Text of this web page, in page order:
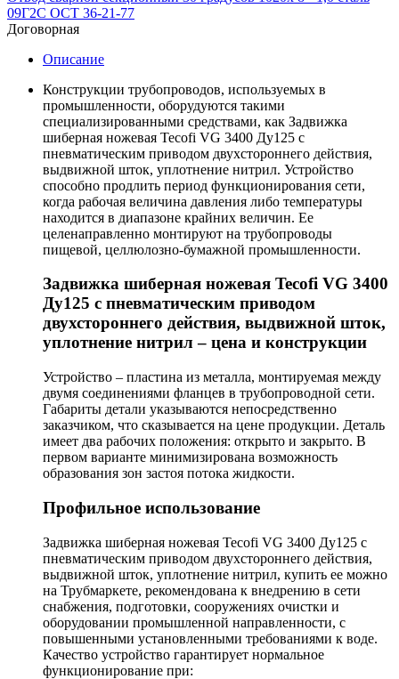
09Г2С ОСТ 36-21-77
Договорная
Описание
Конструкции трубопроводов, используемых в
промышленности, оборудуются такими
специализированными средствами, как Задвижка
шиберная ножевая Tecofi VG 3400 Ду125 с
пневматическим приводом двухстороннего действия,
выдвижной шток, уплотнение нитрил. Устройство
способно продлить период функционирования сети,
когда рабочая величина давления либо температуры
находится в диапазоне крайних величин. Ее
целенаправленно монтируют на трубопроводы
пищевой, целлюлозно-бумажной промышленности.
Задвижка шиберная ножевая Tecofi VG 3400
Ду125 с пневматическим приводом
двухстороннего действия, выдвижной шток,
уплотнение нитрил – цена и конструкции
Устройство – пластина из металла, монтируемая между
двумя соединениями фланцев в трубопроводной сети.
Габариты детали указываются непосредственно
заказчиком, что сказывается на цене продукции. Деталь
имеет два рабочих положения: открыто и закрыто. В
первом варианте минимизирована возможность
образования зон застоя потока жидкости.
Профильное использование
Задвижка шиберная ножевая Tecofi VG 3400 Ду125 с
пневматическим приводом двухстороннего действия,
выдвижной шток, уплотнение нитрил, купить ее можно
на Трубмаркете, рекомендована к внедрению в сети
снабжения, подготовки, сооружениях очистки и
оборудовании промышленной направленности, с
повышенными установленными требованиями к воде.
Качество устройство гарантирует нормальное
функционирование при: